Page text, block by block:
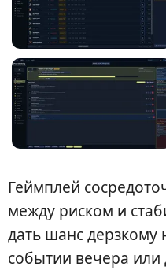
Геймплей
между риском и
дать шанс дерзкому
событии вечера или